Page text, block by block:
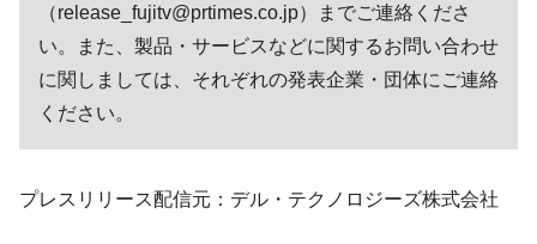
（release_fujitv@prtimes.co.jp）までご連絡くださ
い。また、製品・サービスなどに関するお問い合わせ
に関しましては、それぞれの発表企業・団体にご連絡
ください。
プレスリリース配信元：デル・テクノロジーズ株式会社